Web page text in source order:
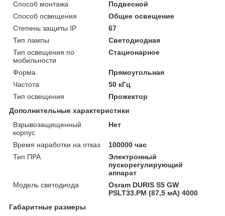
Способ монтажа
Подвесной
Способ освещения
Общее освещение
Степень защиты IP
67
Тип лампы
Светодиодная
Тип освещения по
мобильности
Стационарное
Форма
Прямоугольная
Частота
50 кГц
Тип освещения
Прожектор
Дополнительные характеристики
Взрывозащищенный
корпус
Нет
Время наработки на отказ
100000 час
Тип ПРА
Электронный
пускорегулирующий
аппарат
Модель светодиода
Osram DURIS S5 GW
PSLT33.PM (87,5 мА) 4000
Габаритные размеры